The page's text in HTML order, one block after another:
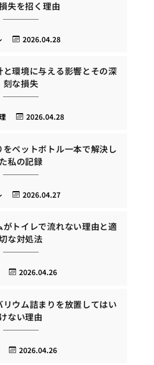
失を招く理由
2026.04.28
環境に与える影響とその深
刻な損失
2026.04.28
ペットボトル一本で解決し
た私の記録
2026.04.27
トイレで流れない理由と適
な対処法
2026.04.26
ウム詰まりを放置してはい
けない理由
2026.04.26